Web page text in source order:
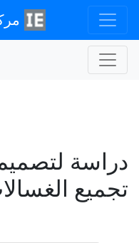
دراسة
تجميع